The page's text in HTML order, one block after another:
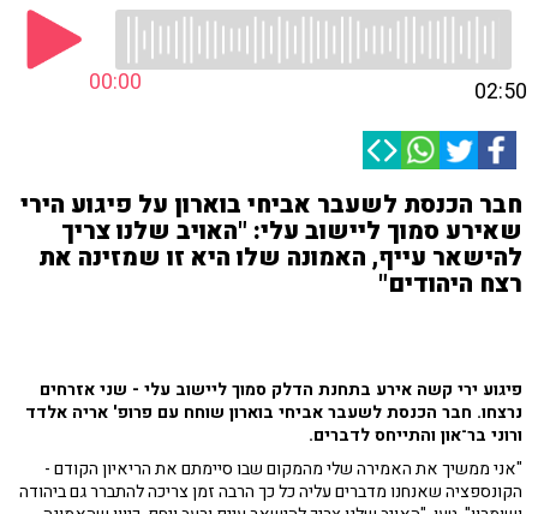
00:00 02:50
חבר הכנסת לשעבר אביחי בוארון על פיגוע הירי
שאירע סמוך ליישוב עלי: "האויב שלנו צריך
להישאר עייף, האמונה שלו היא זו שמזינה את
רצח היהודים"
פיגוע ירי קשה אירע בתחנת הדלק סמוך ליישוב עלי - שני אזרחים
נרצחו. חבר הכנסת לשעבר אביחי בוארון שוחח עם פרופ' אריה אלדד
ורוני בר־און והתייחס לדברים.
"אני ממשיך את האמירה שלי מהמקום שבו סיימתם את הריאיון הקודם -
הקונספציה שאנחנו מדברים עליה כל כך הרבה זמן צריכה להתברר גם ביהודה